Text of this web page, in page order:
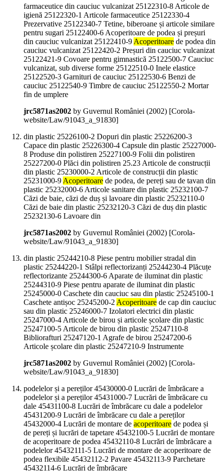
farmaceutice din cauciuc vulcanizat 25122310-8 Articole de
igienă 25122320-1 Articole farmaceutice 25122330-4
Prezervative 25122340-7 Tetine, biberoane și articole similare
pentru sugari 25122400-6 Acoperitoare de podea și preșuri
din cauciuc vulcanizat 25122410-9Acoperitoare de podea din
cauciuc vulcanizat 25122420-2 Preșuri din cauciuc vulcanizat
25122421-9 Covoare pentru gimnastică 25122500-7 Cauciuc
vulcanizat, sub diverse forme 25122510-0 Inele elastice
25122520-3 Garnituri de cauciuc 25122530-6 Benzi de
cauciuc 25122540-9 Timbre de cauciuc 25122550-2 Mortar
fin de umplere
jrc5871as2002 by Guvernul României (2002) [Corola-
website/Law/91043_a_91830]
din plastic 25226100-2 Dopuri din plastic 25226200-3
Capace din plastic 25226300-4 Capsule din plastic 25227000-
8 Produse din polistiren 25227100-9 Folii din polistiren
25227200-0 Plăci din polistiren 25.23 Articole de construcții
din plastic 25230000-2 Articole de construcții din plastic
25231000-9Acoperitoare de podea, de pereți sau de tavan din
plastic 25232000-6 Articole sanitare din plastic 25232100-7
Căzi de baie, căzi de duș și lavoare din plastic 25232110-0
Căzi de baie din plastic 25232120-3 Căzi de duș din plastic
25232130-6 Lavoare din
jrc5871as2002 by Guvernul României (2002) [Corola-
website/Law/91043_a_91830]
din plastic 25244210-8 Piese pentru mobilier stradal din
plastic 25244220-1 Stâlpi reflectorizanți 25244230-4 Plăcuțe
reflectorizante 25244300-6 Aparate de iluminat din plastic
25244310-9 Piese pentru aparate de iluminat din plastic
25245000-0 Caschete din cauciuc sau din plastic 25245100-1
Caschete antișoc 25245200-2Acoperitoare de cap din cauciuc
sau din plastic 25246000-7 Izolatori electrici din plastic
25247000-4 Articole de birou și articole școlare din plastic
25247100-5 Articole de birou din plastic 25247110-8
Bibliorafturi 25247120-1 Agrafe de birou 25247200-6
Articole școlare din plastic 25247210-9 Instrumente
jrc5871as2002 by Guvernul României (2002) [Corola-
website/Law/91043_a_91830]
podelelor și a pereților 45430000-0 Lucrări de îmbrăcare a
podelelor și a pereților 45431000-7 Lucrări de îmbrăcare cu
dale 45431100-8 Lucrări de îmbrăcare cu dale a podelelor
45431200-9 Lucrări de îmbrăcare cu dale a pereților
45432000-4 Lucrări de montare de acoperitoare de podea și
de pereți și lucrări de tapetare 45432100-5 Lucrări de montare
de acoperitoare de podea 45432110-8 Lucrări de îmbrăcare a
podelelor 45432111-5 Lucrări de montare de acoperitoare de
podea flexibile 45432112-2 Pavare 45432113-9 Parchetare
45432114-6 Lucrări de îmbrăcare